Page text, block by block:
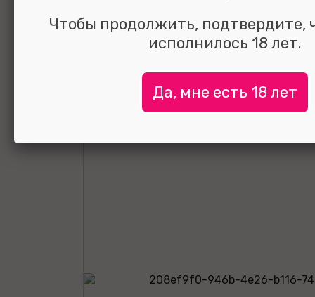
УЗНАТЬ ЦЕНУ
выбрать и сравнить
Чтобы продолжить, подтвердите,
исполнилось 18 лет.
Да, мне есть 18 лет